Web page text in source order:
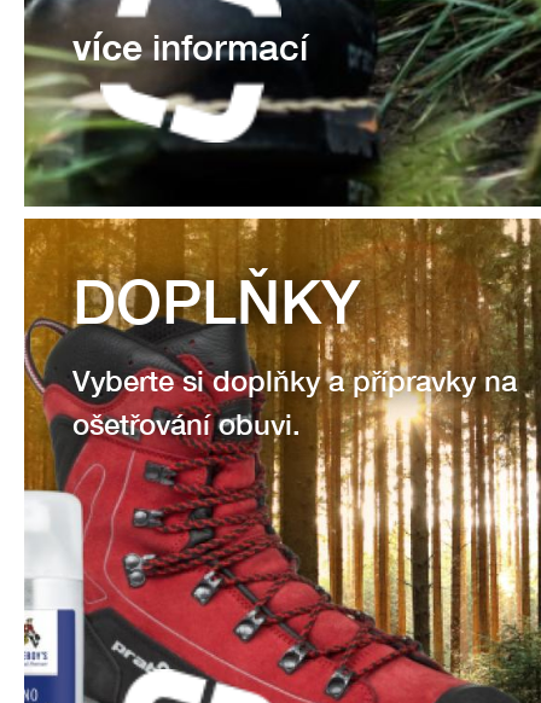
víceinformací
DOPLŇKY
Vyberte si doplňky a přípravky na
ošetřování obuvi.